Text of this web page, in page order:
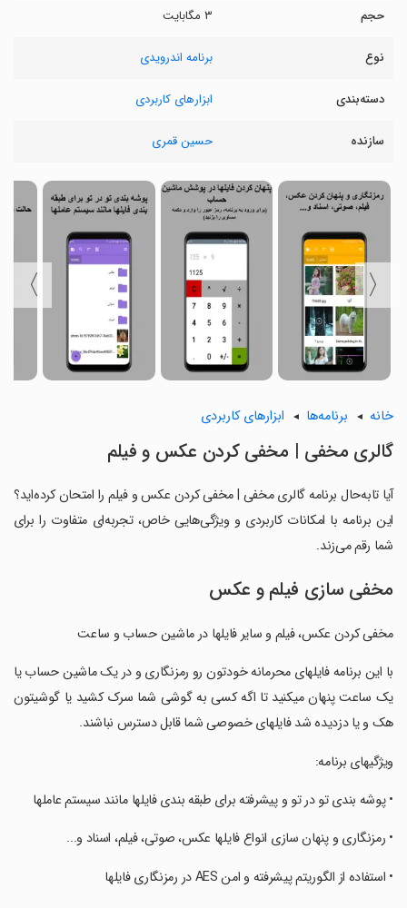
حجم ۳ مگابایت
نوع برنامه اندرویدی
دسته‌بندی ابزارهای کاربردی
سازنده حسین قمری
〈
〉
خانه برنامه‌ها ابزارهای کاربردی
گالری مخفی | مخفی کردن عکس و فیلم
آیا تابه‌حال برنامه گالری مخفی | مخفی کردن عکس و فیلم را امتحان کرده‌اید؟
این برنامه با امکانات کاربردی و ویژگی‌هایی خاص، تجربه‌ای متفاوت را برای
شما رقم می‌زند.
مخفی سازی فیلم و عکس
مخفی کردن عکس، فیلم و سایر فایلها در ماشین حساب و ساعت
‏با این برنامه فایلهای محرمانه خودتون رو رمزنگاری و در یک ماشین حساب یا
یک ساعت پنهان میکنید تا اگه کسی به گوشی شما سرک کشید یا گوشیتون
هک و یا دزدیده شد فایلهای خصوصی شما قابل دسترس نباشند.
‏ویژگیهای برنامه:
‏• پوشه بندی تو در تو و پیشرفته برای طبقه بندی فایلها مانند سیستم عاملها
‏• رمزنگاری و پنهان سازی انواع فایلها عکس، صوتی، فیلم، اسناد و...
‏• استفاده از الگوریتم پیشرفته و امن AES در رمزنگاری فایلها